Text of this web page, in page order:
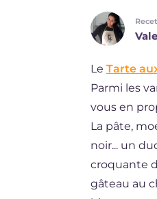
Le Tarte
Parmi les
vous en
La pâte,
noir... un
croquante
gâteau au